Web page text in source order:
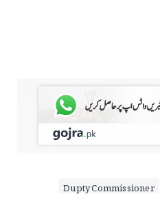
Dupty Commissioner